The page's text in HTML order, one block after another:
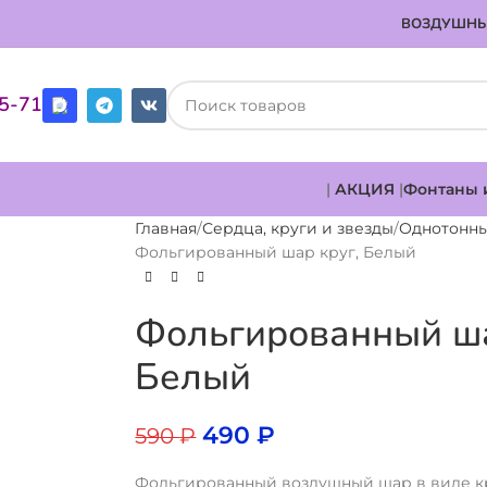
71
| АКЦИЯ |Фонтаны
Главная Сердца, круги и звезды
Фольгированный шар круг, Белый
Фольгированный
Белый
590₽ 490₽
Фольгированный воздушный шар в виде